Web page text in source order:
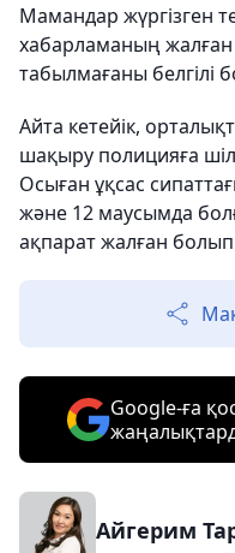
Мамандар жүргізген
хабарламаның
табылмағаны белгілі
Айта кетейік,
шақыру полицияға
Осыған ұқсас
және 12 маусымда
ақпарат жалған
Google-ға
Айгерим